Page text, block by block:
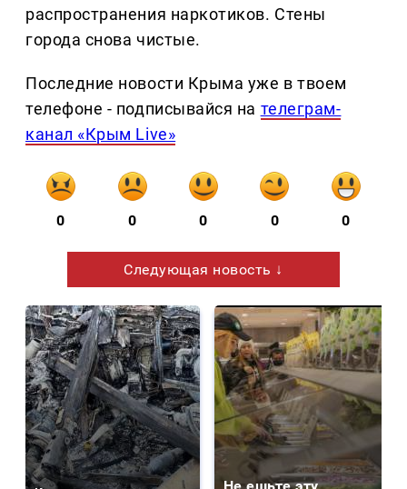
распространения наркотиков. Стены
города снова чистые.
Последние новости Крыма уже в твоем
телефоне - подписывайся на телеграм-
канал «Крым Live»
0 0 0 0 0
Следующая новость ↓